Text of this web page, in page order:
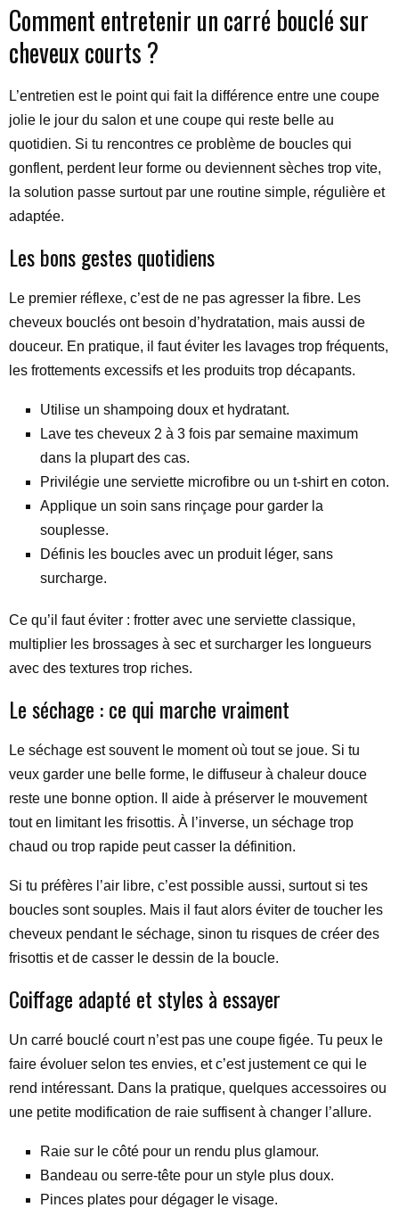
Comment entretenir un carré bouclé sur
cheveux courts ?
L’entretien est le point qui fait la différence entre une coupe
jolie le jour du salon et une coupe qui reste belle au
quotidien. Si tu rencontres ce problème de boucles qui
gonflent, perdent leur forme ou deviennent sèches trop vite,
la solution passe surtout par une routine simple, régulière et
adaptée.
Les bons gestes quotidiens
Le premier réflexe, c’est de ne pas agresser la fibre. Les
cheveux bouclés ont besoin d’hydratation, mais aussi de
douceur. En pratique, il faut éviter les lavages trop fréquents,
les frottements excessifs et les produits trop décapants.
Utilise un shampoing doux et hydratant.
Lave tes cheveux 2 à 3 fois par semaine maximum
dans la plupart des cas.
Privilégie une serviette microfibre ou un t-shirt en coton.
Applique un soin sans rinçage pour garder la
souplesse.
Définis les boucles avec un produit léger, sans
surcharge.
Ce qu’il faut éviter : frotter avec une serviette classique,
multiplier les brossages à sec et surcharger les longueurs
avec des textures trop riches.
Le séchage : ce qui marche vraiment
Le séchage est souvent le moment où tout se joue. Si tu
veux garder une belle forme, le diffuseur à chaleur douce
reste une bonne option. Il aide à préserver le mouvement
tout en limitant les frisottis. À l’inverse, un séchage trop
chaud ou trop rapide peut casser la définition.
Si tu préfères l’air libre, c’est possible aussi, surtout si tes
boucles sont souples. Mais il faut alors éviter de toucher les
cheveux pendant le séchage, sinon tu risques de créer des
frisottis et de casser le dessin de la boucle.
Coiffage adapté et styles à essayer
Un carré bouclé court n’est pas une coupe figée. Tu peux le
faire évoluer selon tes envies, et c’est justement ce qui le
rend intéressant. Dans la pratique, quelques accessoires ou
une petite modification de raie suffisent à changer l’allure.
Raie sur le côté pour un rendu plus glamour.
Bandeau ou serre-tête pour un style plus doux.
Pinces plates pour dégager le visage.